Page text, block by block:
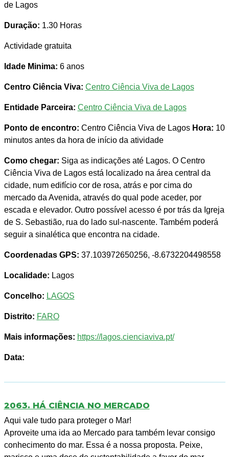
de Lagos
Duração: 1.30 Horas
Actividade gratuita
Idade Minima: 6 anos
Centro Ciência Viva: Centro Ciência Viva de Lagos
Entidade Parceira: Centro Ciência Viva de Lagos
Ponto de encontro: Centro Ciência Viva de Lagos Hora: 10
minutos antes da hora de início da atividade
Como chegar: Siga as indicações até Lagos. O Centro
Ciência Viva de Lagos está localizado na área central da
cidade, num edifício cor de rosa, atrás e por cima do
mercado da Avenida, através do qual pode aceder, por
escada e elevador. Outro possível acesso é por trás da Igreja
de S. Sebastião, rua do lado sul-nascente. Também poderá
seguir a sinalética que encontra na cidade.
Coordenadas GPS: 37.103972650256, -8.6732204498558
Localidade: Lagos
Concelho: LAGOS
Distrito: FARO
Mais informações: https://lagos.cienciaviva.pt/
Data:
2063. HÁ CIÊNCIA NO MERCADO
Aqui vale tudo para proteger o Mar!
Aproveite uma ida ao Mercado para também levar consigo
conhecimento do mar. Essa é a nossa proposta. Peixe,